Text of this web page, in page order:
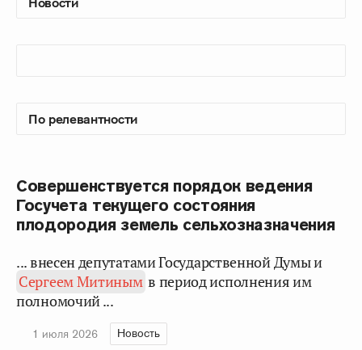
Совершенствуется порядок ведения
Госучета текущего состояния
плодородия земель сельхозназначения
... внесен депутатами Государственной Думы и
Сергеем Митиным в период исполнения им
полномочий ...
1 июля 2026 Новость